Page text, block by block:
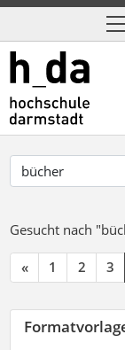
Gesucht nach
« 1 2 3